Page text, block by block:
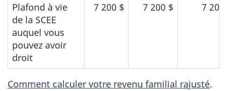
Plafond à vie
de la SCEE
auquel vous
pouvez avoir
droit
7 200 $ 7 200 $ 7 200
Comment calculer votre revenu familial rajusté.